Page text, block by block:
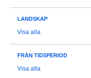
LANDSKAP
Visa alla
FRÅN TIDSPERIOD
Visa alla